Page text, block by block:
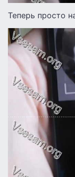
Теперь просто